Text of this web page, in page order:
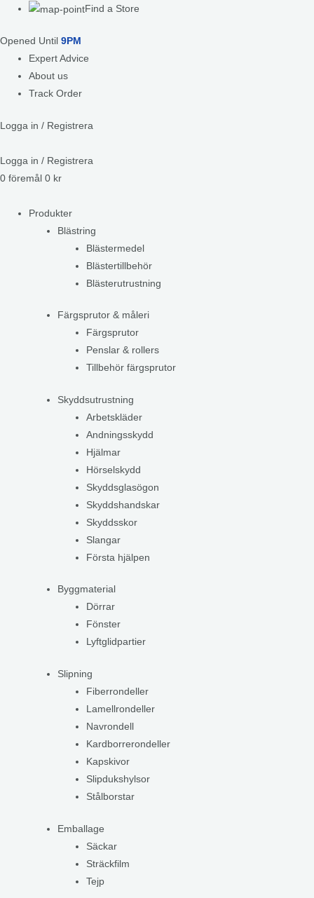
Find a Store
Opened Until 9PM
Expert Advice
About us
Track Order
Logga in / Registrera
Logga in / Registrera
0 föremål 0 kr
Produkter
Blästring
Blästermedel
Blästertillbehör
Blästerutrustning
Färgsprutor & måleri
Färgsprutor
Penslar & rollers
Tillbehör färgsprutor
Skyddsutrustning
Arbetskläder
Andningsskydd
Hjälmar
Hörselskydd
Skyddsglasögon
Skyddshandskar
Skyddsskor
Slangar
Första hjälpen
Byggmaterial
Dörrar
Fönster
Lyftglidpartier
Slipning
Fiberrondeller
Lamellrondeller
Navrondell
Kardborrerondeller
Kapskivor
Slipdukshylsor
Stålborstar
Emballage
Säckar
Sträckfilm
Tejp